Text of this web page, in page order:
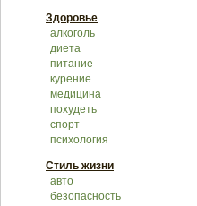
Здоровье
алкоголь
диета
питание
курение
медицина
похудеть
спорт
психология
Стиль жизни
авто
безопасность